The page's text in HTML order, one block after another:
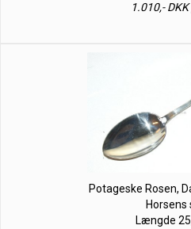
1.010,-
Potageske Rosen,
Horsens
Længde